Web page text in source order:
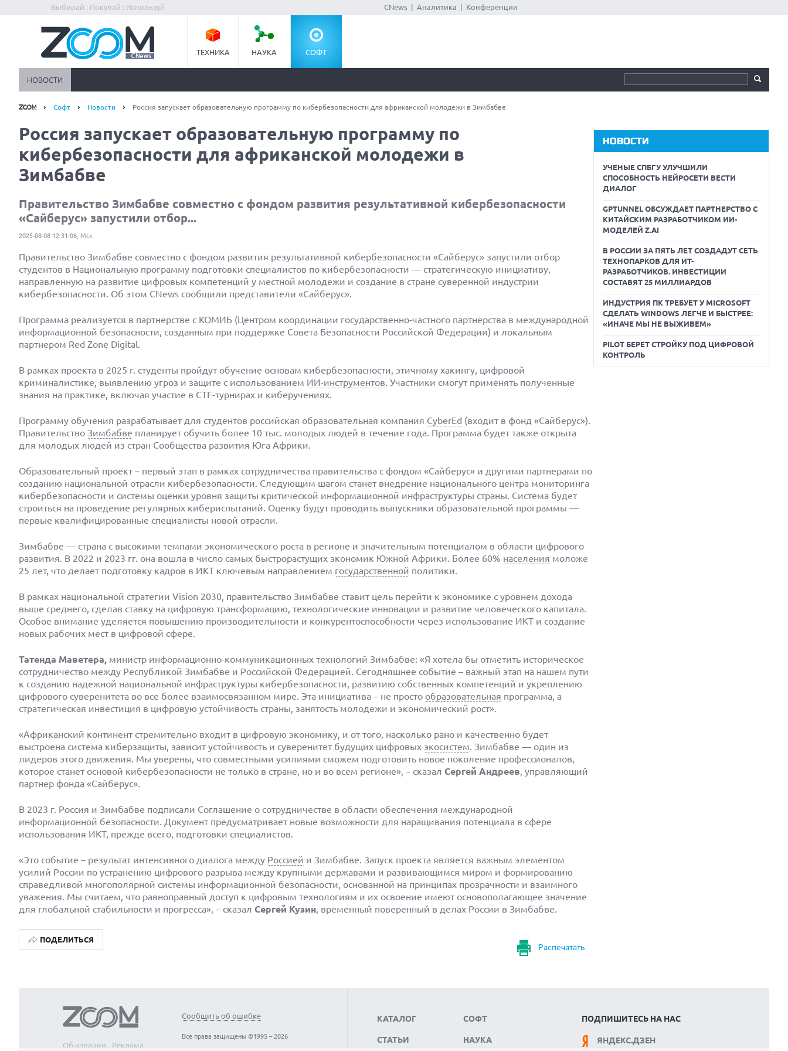
Выбирай : Покупай : Используй CNews Аналитика Конференции
ТЕХНИКА НАУКА СОФТ
НОВОСТИ
Софт Новости Россия запускает образовательную программу по кибербезопасности для африканской молодежи в Зимбабве
Россия запускает образовательную программу по
кибербезопасности для африканской молодежи в
Зимбабве
Правительство Зимбабве совместно с фондом развития результативной кибербезопасности
«Сайберус» запустили отбор...
2025-08-08 12:31:06, Мск
Правительство Зимбабве совместно с фондом развития результативной кибербезопасности «Сайберус» запустили отбор
студентов в Национальную программу подготовки специалистов по кибербезопасности — стратегическую инициативу,
направленную на развитие цифровых компетенций у местной молодежи и создание в стране суверенной индустрии
кибербезопасности. Об этом CNews сообщили представители «Сайберус».
Программа реализуется в партнерстве с КОМИБ (Центром координации государственно-частного партнерства в международной
информационной безопасности, созданным при поддержке Совета Безопасности Российской Федерации) и локальным
партнером Red Zone Digital.
В рамках проекта в 2025 г. студенты пройдут обучение основам кибербезопасности, этичному хакингу, цифровой
криминалистике, выявлению угроз и защите с использованием ИИ-инструментов. Участники смогут применять полученные
знания на практике, включая участие в CTF-турнирах и киберучениях.
Программу обучения разрабатывает для студентов российская образовательная компания CyberEd (входит в фонд «Сайберус»).
Правительство Зимбабве планирует обучить более 10 тыс. молодых людей в течение года. Программа будет также открыта
для молодых людей из стран Сообщества развития Юга Африки.
Образовательный проект – первый этап в рамках сотрудничества правительства с фондом «Сайберус» и другими партнерами по
созданию национальной отрасли кибербезопасности. Следующим шагом станет внедрение национального центра мониторинга
кибербезопасности и системы оценки уровня защиты критической информационной инфраструктуры страны. Система будет
строиться на проведение регулярных кибериспытаний. Оценку будут проводить выпускники образовательной программы —
первые квалифицированные специалисты новой отрасли.
Зимбабве — страна с высокими темпами экономического роста в регионе и значительным потенциалом в области цифрового
развития. В 2022 и 2023 гг. она вошла в число самых быстрорастущих экономик Южной Африки. Более 60% населения моложе
25 лет, что делает подготовку кадров в ИКТ ключевым направлением государственной политики.
В рамках национальной стратегии Vision 2030, правительство Зимбабве ставит цель перейти к экономике с уровнем дохода
выше среднего, сделав ставку на цифровую трансформацию, технологические инновации и развитие человеческого капитала.
Особое внимание уделяется повышению производительности и конкурентоспособности через использование ИКТ и создание
новых рабочих мест в цифровой сфере.
Татенда Маветера, министр информационно-коммуникационных технологий Зимбабве: «Я хотела бы отметить историческое
сотрудничество между Республикой Зимбабве и Российской Федерацией. Сегодняшнее событие – важный этап на нашем пути
к созданию надежной национальной инфраструктуры кибербезопасности, развитию собственных компетенций и укреплению
цифрового суверенитета во все более взаимосвязанном мире. Эта инициатива – не просто образовательная программа, а
стратегическая инвестиция в цифровую устойчивость страны, занятость молодежи и экономический рост».
«Африканский континент стремительно входит в цифровую экономику, и от того, насколько рано и качественно будет
выстроена система киберзащиты, зависит устойчивость и суверенитет будущих цифровых экосистем. Зимбабве — один из
лидеров этого движения. Мы уверены, что совместными усилиями сможем подготовить новое поколение профессионалов,
которое станет основой кибербезопасности не только в стране, но и во всем регионе», – сказал Сергей Андреев, управляющий
партнер фонда «Сайберус».
В 2023 г. Россия и Зимбабве подписали Соглашение о сотрудничестве в области обеспечения международной
информационной безопасности. Документ предусматривает новые возможности для наращивания потенциала в сфере
использования ИКТ, прежде всего, подготовки специалистов.
«Это событие – результат интенсивного диалога между Россией и Зимбабве. Запуск проекта является важным элементом
усилий России по устранению цифрового разрыва между крупными державами и развивающимся миром и формированию
справедливой многополярной системы информационной безопасности, основанной на принципах прозрачности и взаимного
уважения. Мы считаем, что равноправный доступ к цифровым технологиям и их освоение имеют основополагающее значение
для глобальной стабильности и прогресса», – сказал Сергей Кузин, временный поверенный в делах России в Зимбабве.
Распечатать
ПОДЕЛИТЬСЯ
НОВОСТИ
УЧЕНЫЕ СПБГУ УЛУЧШИЛИ
СПОСОБНОСТЬ НЕЙРОСЕТИ ВЕСТИ
ДИАЛОГ
GPTUNNEL ОБСУЖДАЕТ ПАРТНЕРСТВО С
КИТАЙСКИМ РАЗРАБОТЧИКОМ ИИ-
МОДЕЛЕЙ Z.AI
В РОССИИ ЗА ПЯТЬ ЛЕТ СОЗДАДУТ СЕТЬ
ТЕХНОПАРКОВ ДЛЯ ИТ-
РАЗРАБОТЧИКОВ. ИНВЕСТИЦИИ
СОСТАВЯТ 25 МИЛЛИАРДОВ
ИНДУСТРИЯ ПК ТРЕБУЕТ У MICROSOFT
СДЕЛАТЬ WINDOWS ЛЕГЧЕ И БЫСТРЕЕ:
«ИНАЧЕ МЫ НЕ ВЫЖИВЕМ»
PILOT БЕРЕТ СТРОЙКУ ПОД ЦИФРОВОЙ
КОНТРОЛЬ
Об издании
Реклама
Сообщить об ошибке
Все права защищены ©1995 – 2026
КАТАЛОГ
СТАТЬИ
СОФТ
НАУКА
ПОДПИШИТЕСЬ НА НАС
ЯНДЕКС.ДЗЕН